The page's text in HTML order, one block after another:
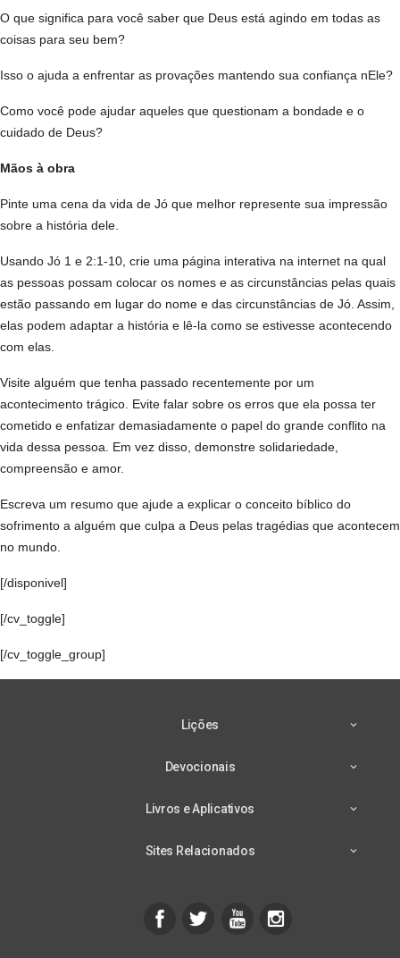
O que significa para você saber que Deus está agindo em todas as
coisas para seu bem?
Isso o ajuda a enfrentar as provações mantendo sua confiança nEle?
Como você pode ajudar aqueles que questionam a bondade e o
cuidado de Deus?
Mãos à obra
Pinte uma cena da vida de Jó que melhor represente sua impressão
sobre a história dele.
Usando Jó 1 e 2:1-10, crie uma página interativa na internet na qual
as pessoas possam colocar os nomes e as circunstâncias pelas quais
estão passando em lugar do nome e das circunstâncias de Jó. Assim,
elas podem adaptar a história e lê-la como se estivesse acontecendo
com elas.
Visite alguém que tenha passado recentemente por um
acontecimento trágico. Evite falar sobre os erros que ela possa ter
cometido e enfatizar demasiadamente o papel do grande conflito na
vida dessa pessoa. Em vez disso, demonstre solidariedade,
compreensão e amor.
Escreva um resumo que ajude a explicar o conceito bíblico do
sofrimento a alguém que culpa a Deus pelas tragédias que acontecem
no mundo.
[/disponivel]
[/cv_toggle]
[/cv_toggle_group]
Lições
Devocionais
Livros e Aplicativos
Sites Relacionados